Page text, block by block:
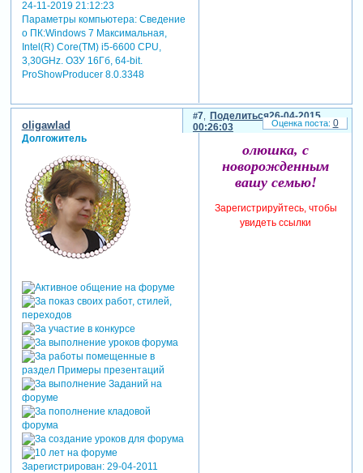
24-11-2019 21:12:23
Параметры компьютера:Сведение
о ПК:Windows 7 Максимальная,
Intel(R) Core(TM) i5-6600 CPU,
3,30GHz. ОЗУ 16Гб, 64-bit.
ProShowProducer 8.0.3348
Поделиться
7
26-04-2015
00:26:03
oligawlad
Долгожитель
Зарегистрирован: 29-04-2011
олюшка, с
новорожденным
вашу семью!
Зарегистрируйтесь, чтобы
увидеть ссылки
0